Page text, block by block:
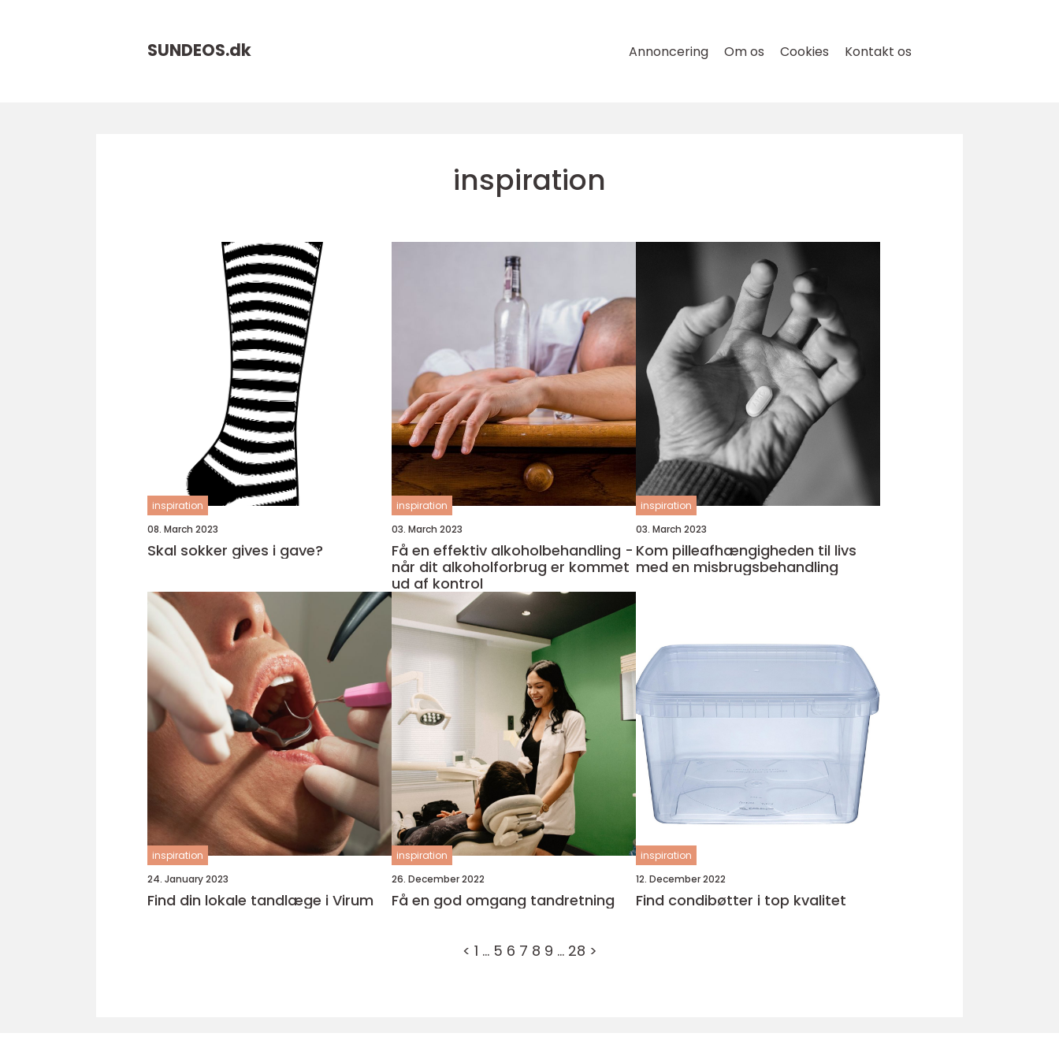
SUNDEOS.dk Annoncering Om os Cookies Kontakt os
inspiration
inspiration
08. March 2023
Skal sokker gives i gave?
inspiration
03. March 2023
Få en effektiv alkoholbehandling -
når dit alkoholforbrug er kommet
ud af kontrol
inspiration
03. March 2023
Kom pilleafhængigheden til livs
med en misbrugsbehandling
inspiration
24. January 2023
Find din lokale tandlæge i Virum
inspiration
26. December 2022
Få en god omgang tandretning
inspiration
12. December 2022
Find condibøtter i top kvalitet
< 1 … 5 6 7 8 9 … 28 >